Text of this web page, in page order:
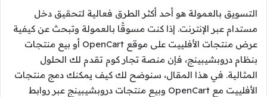
التسويق بالعمولة هو أحد أكثر الطرق فعالية لتحقيق دخل
مستدام عبر الإنترنت. إذا كنت مسوقًا بالعمولة وتبحث عن كيفية
عرض منتجات الأفلييت على موقع OpenCart أو بيع منتجات
بنظام دروبشيبينج، فإن منصة تجار كوم تقدم لك الحلول
المثالية. في هذا المقال، سنوضح لك كيف يمكنك دمج منتجات
الأفلييت مع OpenCart وبيع منتجات دروبشيبينج عبر روابط